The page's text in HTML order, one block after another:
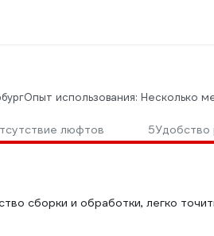
Опыт использования: Несколько
люфтов 5Удобство
сборки и обработки, легко